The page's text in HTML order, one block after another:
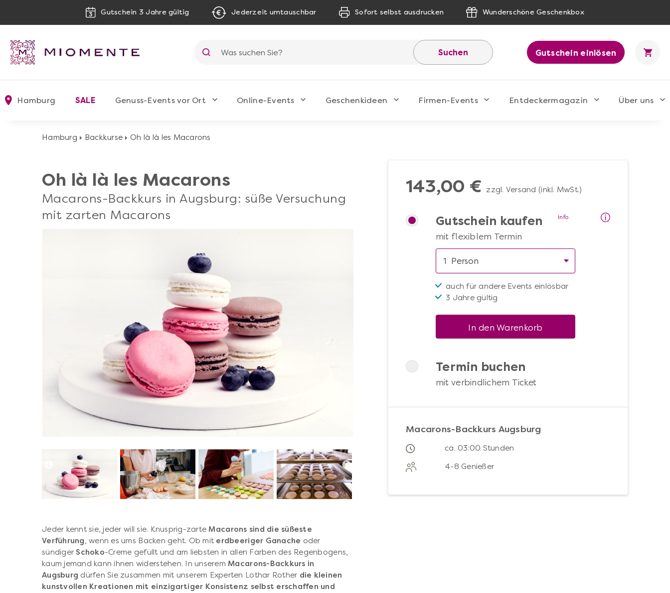
Gutschein 3 Jahre gültig Jederzeit umtauschbar Sofort selbst ausdrucken Wunderschöne Geschenkbox
Suchen Gutschein einlösen
Hamburg SALE Genuss-Events vor Ort Online-Events Geschenkideen Firmen-Events Entdeckermagazin Über uns
Hamburg Backkurse Oh là là les Macarons
Oh là là les Macarons
Macarons-Backkurs in Augsburg: süße Versuchung
mit zarten Macarons
Jeder kennt sie, jeder will sie. Knusprig-zarte Macarons sind die süßeste
Verführung, wenn es ums Backen geht. Ob mit erdbeeriger Ganache oder
sündigerSchoko-Creme gefüllt und am liebsten in allen Farben des Regenbogens,
kaum jemand kann ihnen widerstehen. In unserem Macarons-Backkurs in
Augsburg dürfen Sie zusammen mit unserem Experten Lothar Rother die kleinen
kunstvollen Kreationen mit einzigartiger Konsistenz selbst erschaffen und
143,00 € zzgl. Versand (inkl. MwSt.)
Gutschein kaufen
mit flexiblem Termin
auch für andere Events einlösbar
3 Jahre gültig
In den Warenkorb
Termin buchen
mit verbindlichem Ticket
Info
Macarons-Backkurs Augsburg
ca. 03:00 Stunden
4-8 Genießer